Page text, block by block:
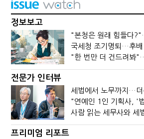
정보보고
전문가 인터뷰
프리미엄 리포트